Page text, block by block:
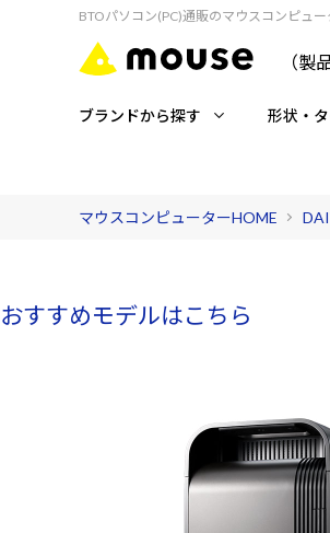
BTOパソコン(PC)通販のマウスコンピュー
（製
ブランドから探す 形状・
マウスコンピューターHOME
おすすめモデルはこちら